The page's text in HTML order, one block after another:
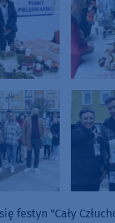
festyn "Cały